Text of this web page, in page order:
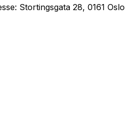
Stortingsgata 28, 0161 Oslo